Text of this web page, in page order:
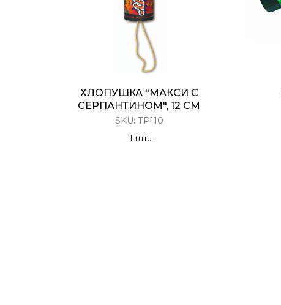
ХЛОПУШКА "МАКСИ С
СЕРПАНТИНОМ", 12 СМ
SKU: ТР110
1 шт.